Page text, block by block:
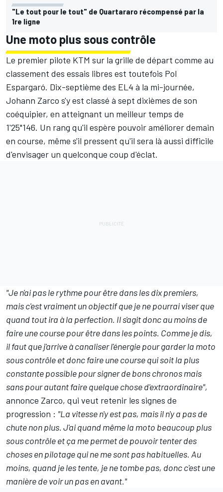
"Le tout pour le tout" de Quartararo récompensé par la
1re ligne
Une moto plus sous contrôle
Le premier pilote KTM sur la grille de départ comme au
classement des essais libres est toutefois Pol
Espargaró. Dix-septième des EL4 à la mi-journée,
Johann Zarco s'y est classé à sept dixièmes de son
coéquipier, en atteignant un meilleur temps de
1'25"146. Un rang qu'il espère pouvoir améliorer demain
en course, même s'il pressent qu'il sera là aussi difficile
d'envisager un quelconque coup d'éclat.
"Je n'ai pas le rythme pour être dans les dix premiers,
mais c'est vraiment un objectif que je ne pourrai viser que
quand tout ira à la perfection. Il s'agit donc au moins de
faire une course pour être dans les points. Comme je dis,
il faut que j'arrive à canaliser l'énergie pour garder la moto
sous contrôle et donc faire une course qui soit la plus
constante possible pour signer de bons chronos mais
sans pour autant faire quelque chose d'extraordinaire",
annonce Zarco, qui veut retenir les signes de
progression : "La vitesse n'y est pas, mais il n'y a pas de
chute non plus. J'ai quand même la moto beaucoup plus
sous contrôle et ça me permet de pouvoir tenter des
choses en pilotage qui ne me sont pas habituelles. Au
moins, quand je les tente, je ne tombe pas, donc c'est une
manière de voir un pas en avant."